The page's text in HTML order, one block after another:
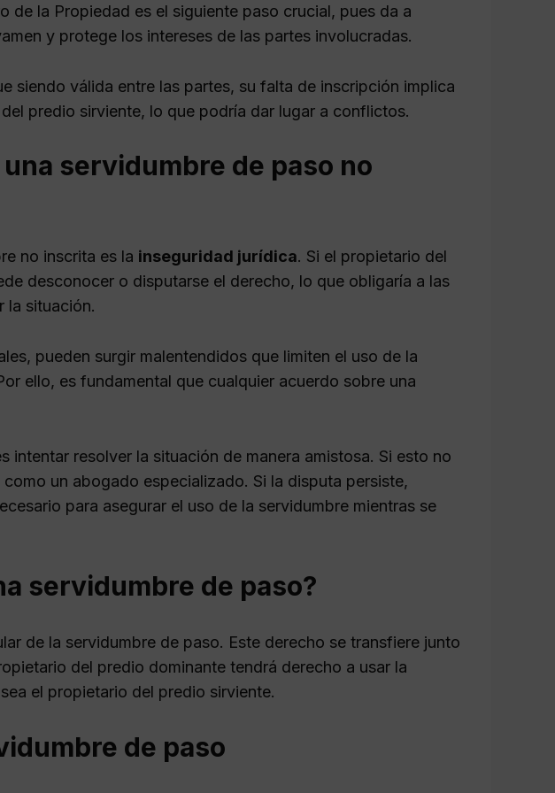
de la Propiedad es el siguiente paso crucial, pues da a
y protege los intereses de las partes involucradas.
siendo válida entre las partes, su falta de inscripción implica
predio sirviente, lo que podría dar lugar a conflictos.
servidumbre de paso no
no inscrita es la inseguridad jurídica. Si el propietario del
desconocer o disputarse el derecho, lo que obligaría a las
la situación.
pueden surgir malentendidos que limiten el uso de la
ello, es fundamental que cualquier acuerdo sobre una
intentar resolver la situación de manera amistosa. Si esto no
un abogado especializado. Si la disputa persiste,
para asegurar el uso de la servidumbre mientras se
servidumbre de paso?
de la servidumbre de paso. Este derecho se transfiere junto
del predio dominante tendrá derecho a usar la
el propietario del predio sirviente.
de paso